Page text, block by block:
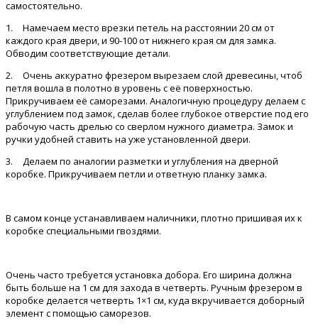
самостоятельно.
1.
Намечаем место врезки петель на расстоянии 20 см от
каждого края двери, и 90-100 от нижнего края см для замка.
Обводим соответствующие детали.
2.
Очень аккуратно фрезером вырезаем слой древесины, чтоб
петля вошла в полотно в уровень с её поверхностью.
Прикручиваем её саморезами. Аналогичную процедуру делаем с
углублением под замок, сделав более глубокое отверстие под его
рабочую часть дрелью со сверлом нужного диаметра. Замок и
ручки удобней ставить на уже установленной двери.
3.
Делаем по аналогии разметки и углубления на дверной
коробке. Прикручиваем петли и ответную планку замка.
В самом конце устанавливаем наличники, плотно пришивая их к
коробке специальными гвоздями.
Очень часто требуется установка добора. Его ширина должна
быть больше на 1 см для захода в четверть. Ручным фрезером в
коробке делается четверть 1×1 см, куда вкручивается доборный
элемент с помощью саморезов.